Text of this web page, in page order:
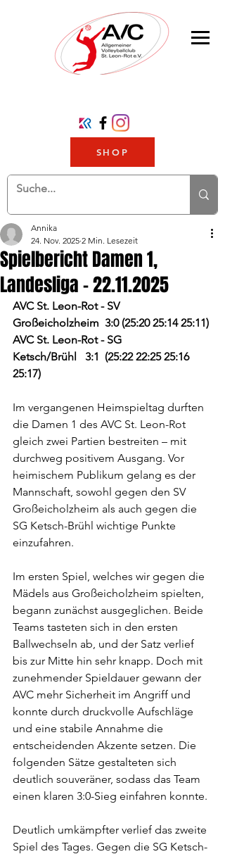
SHOP
Spielbericht Damen 1,
Landesliga - 22.11.2025
Annika
24. Nov. 2025 2 Min. Lesezeit
AVC St. Leon-Rot - SV
Großeicholzheim 3:0 (25:20 25:14 25:11)
AVC St. Leon-Rot - SG
Ketsch/Brühl
3:1  (25:22 22:25 25:16
25:17)
Im vergangenen Heimspieltag durften
die Damen 1 des AVC St. Leon-Rot
gleich zwei Partien bestreiten – mit
durchweg positivem Ausgang. Vor
heimischem Publikum gelang es der
Mannschaft, sowohl gegen den SV
Großeicholzheim als auch gegen die
SG Ketsch-Brühl wichtige Punkte
einzufahren.
Im ersten Spiel, welches wir gegen die
Mädels aus Großeicholzheim spielten,
begann zunächst ausgeglichen. Beide
Teams tasteten sich in den ersten
Ballwechseln ab, und der Satz verlief
bis zur Mitte hin sehr knapp. Doch mit
zunehmender Spieldauer gewann der
AVC mehr Sicherheit im Angriff und
konnte durch druckvolle Aufschläge
und eine stabile Annahme die
entscheidenden Akzente setzen. Die
folgenden Sätze gestalteten sich
deutlich souveräner, sodass das Team
einen klaren 3:0-Sieg einfahren konnte.
Deutlich umkämpfter verlief das zweite
Spiel des Tages. Gegen die SG Ketsch-